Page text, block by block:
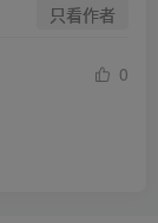
只看作者
0